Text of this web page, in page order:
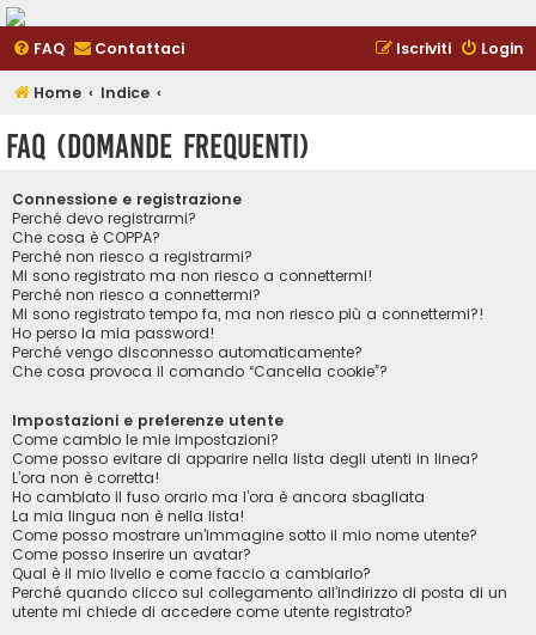
FAQ Contattaci Login
Iscriviti
Home Indice
FAQ (Domande Frequenti)
Connessione e registrazione
Perché devo registrarmi?
Che cosa è COPPA?
Perché non riesco a registrarmi?
Mi sono registrato ma non riesco a connettermi!
Perché non riesco a connettermi?
Mi sono registrato tempo fa, ma non riesco più a connettermi?!
Ho perso la mia password!
Perché vengo disconnesso automaticamente?
Che cosa provoca il comando “Cancella cookie”?
Impostazioni e preferenze utente
Come cambio le mie impostazioni?
Come posso evitare di apparire nella lista degli utenti in linea?
L’ora non è corretta!
Ho cambiato il fuso orario ma l’ora è ancora sbagliata
La mia lingua non è nella lista!
Come posso mostrare un’immagine sotto il mio nome utente?
Come posso inserire un avatar?
Qual è il mio livello e come faccio a cambiarlo?
Perché quando clicco sul collegamento all’indirizzo di posta di un
utente mi chiede di accedere come utente registrato?